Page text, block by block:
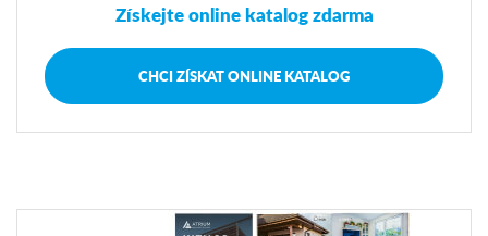
Získejte online katalog zdarma
CHCI ZÍSKAT ONLINE KATALOG